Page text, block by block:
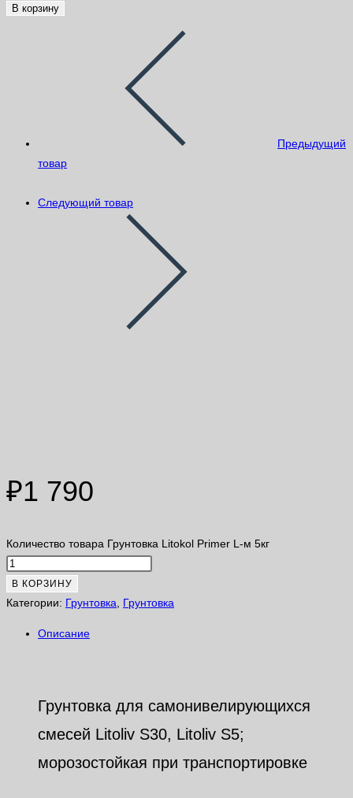
В корзину
Предыдущий
товар
Следующий товар
₽1 790
Количество товара Грунтовка Litokol Primer L-м 5кг
В КОРЗИНУ
Категории: Грунтовка Грунтовка
Описание
Грунтовка для самонивелирующихся
смесей Litoliv S30, Litoliv S5;
морозостойкая при транспортировке